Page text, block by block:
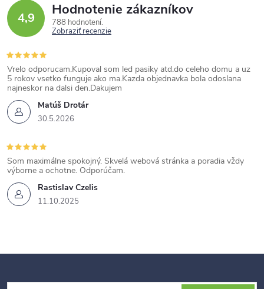
y
v
p
i
s
u
4,9 Hodnotenie zákazníkov
788 hodnotení
Zobraziť recenzie
Matúš Drotár
30.5.2026
Vrelo odporucam.Kupoval som led pasiky atd.do celeho domu a uz
5 rokov vsetko funguje ako ma.Kazda objednavka bola odoslana
najneskor na dalsi den.Dakujem
Rastislav Czelis
11.10.2025
Som maximálne spokojný. Skvelá webová stránka a poradia vždy
výborne a ochotne. Odporúčam.